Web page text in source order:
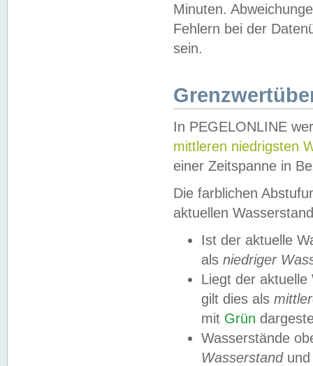
Minuten.
Fehlern bei der
sein.
In PEGELONLINE
mittleren niedrigsten
einer Zeitspanne in
Die farblichen
aktuellen
Ist der aktuelle
als niedriger
Liegt der
gilt dies als
mit Grün
Wasserstände
Wasserstandund